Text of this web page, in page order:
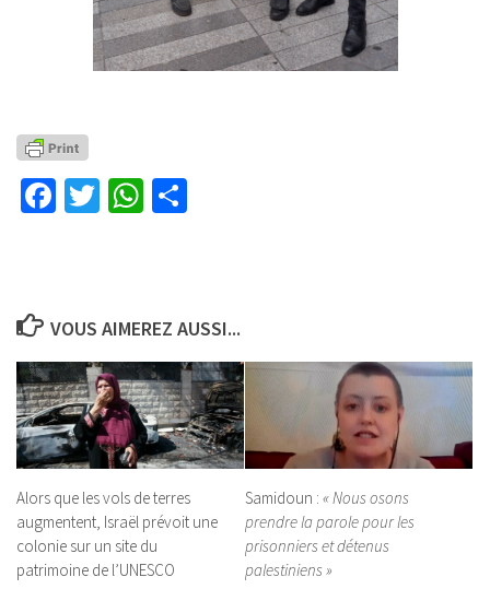
Facebook
TwitterWhatsApp
VOUS AIMEREZ AUSSI...
Alors que les vols de terres
augmentent, Israël prévoit une
colonie sur un site du
patrimoine de l’UNESCO
Samidoun : « Nous osons
prendre la parole pour les
prisonniers et détenus
palestiniens »